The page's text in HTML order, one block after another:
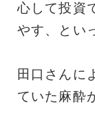
心して投資
やす、とい
田口さんに
ていた麻酔